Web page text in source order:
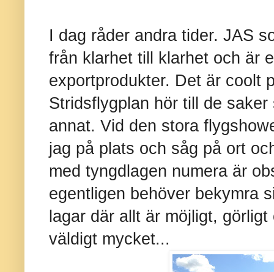
I dag råder andra tider. JAS
från klarhet till klarhet och är
exportprodukter. Det är coolt
Stridsflygplan hör till de
annat. Vid den stora
jag på plats och såg på ort
med tyngdlagen numera är
egentligen behöver bekymra
lagar där allt är möjligt,
väldigt mycket...